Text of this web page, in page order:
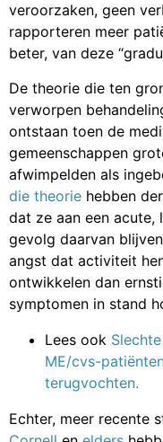
veroorzaken, geen
rapporteren meer
beter, van deze
De theorie die ten
verworpen
ontstaan toen de
gemeenschappen
afwimpelden als
die theorie hebben
dat ze aan een acute,
gevolg daarvan
angst dat activiteit
ontwikkelen dan
symptomen in stand
Lees ook
ME/cvs-
terugvochten.
Echter, meer recente